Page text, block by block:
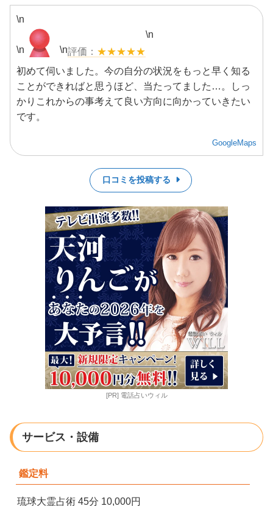
\n
\n \n ★★★★★
\n
初めて伺いました。今の自分の状況をもっと早く知る
ことができればと思うほど、当たってました…。しっ
かりこれからの事考えて良い方向に向かっていきたい
です。
GoogleMaps
口コミを投稿する
[PR] 電話占いウィル
サービス・設備
鑑定料
琉球大霊占術 45分 10,000円